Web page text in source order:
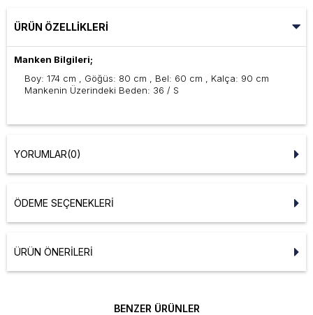
ÜRÜN ÖZELLIKLERI
Manken Bilgileri;
Boy: 174 cm , Göğüs: 80 cm , Bel: 60 cm , Kalça: 90 cm
Mankenin Üzerindeki Beden: 36 / S
YORUMLAR(0)
ÖDEME SEÇENEKLERI
ÜRÜN ÖNERILERI
BENZER ÜRÜNLER